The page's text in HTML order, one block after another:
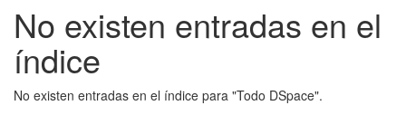
No existen entradas en el
índice
No existen entradas en el índice para "Todo DSpace".